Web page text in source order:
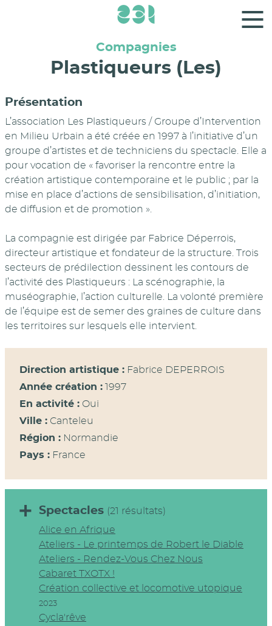
Panneau de gestion des cookies
Compagnies
Plastiqueurs (Les)
Présentation
L’association Les Plastiqueurs / Groupe d’Intervention
en Milieu Urbain a été créée en 1997 à l’initiative d’un
groupe d’artistes et de techniciens du spectacle. Elle a
pour vocation de « favoriser la rencontre entre la
création artistique contemporaine et le public ; par la
mise en place d’actions de sensibilisation, d’initiation,
de diffusion et de promotion ».
La compagnie est dirigée par Fabrice Déperrois,
directeur artistique et fondateur de la structure. Trois
secteurs de prédilection dessinent les contours de
l’activité des Plastiqueurs : La scénographie, la
muséographie, l’action culturelle. La volonté première
de l’équipe est de semer des graines de culture dans
les territoires sur lesquels elle intervient.
Direction artistique : Fabrice DEPERROIS
Année création : 1997
En activité : Oui
Ville : Canteleu
Région : Normandie
Pays : France
Spectacles (21 résultats)
Alice en Afrique
Ateliers - Le printemps de Robert le Diable
Ateliers - Rendez-Vous Chez Nous
Cabaret TXOTX !
Création collective et locomotive utopique
2023
Cycla'rêve